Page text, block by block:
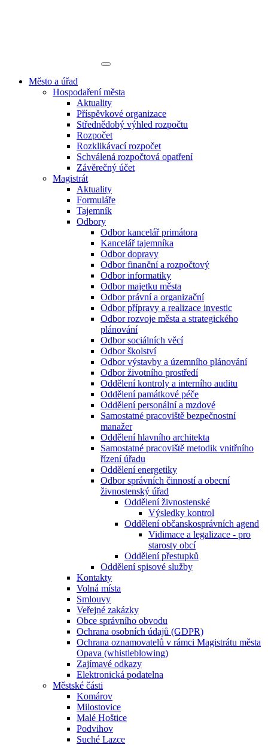
Město a úřad
Hospodaření města
Aktuality
Příspěvkové organizace
Střednědobý výhled rozpočtu
Rozpočet
Rozklikávací rozpočet
Schválená rozpočtová opatření
Závěrečný účet
Magistrát
Aktuality
Formuláře
Tajemník
Odbory
Odbor kancelář primátora
Kancelář tajemníka
Odbor dopravy
Odbor finanční a rozpočtový
Odbor informatiky
Odbor majetku města
Odbor právní a organizační
Odbor přípravy a realizace investic
Odbor rozvoje města a strategického
plánování
Odbor sociálních věcí
Odbor školství
Odbor výstavby a územního plánování
Odbor životního prostředí
Oddělení kontroly a interního auditu
Oddělení památkové péče
Oddělení personální a mzdové
Samostatné pracoviště bezpečnostní
manažer
Oddělení hlavního architekta
Samostatné pracoviště metodik vnitřního
řízení úřadu
Oddělení energetiky
Odbor správních činností a obecní
živnostenský úřad
Oddělení živnostenské
Výsledky kontrol
Oddělení občanskosprávních agend
Vidimace a legalizace - pro
starosty obcí
Oddělení přestupků
Oddělení spisové služby
Kontakty
Volná místa
Smlouvy
Veřejné zakázky
Obce správního obvodu
Ochrana osobních údajů (GDPR)
Ochrana oznamovatelů v rámci Magistrátu města
Opava (whistleblowing)
Zajímavé odkazy
Elektronická podatelna
Městské části
Komárov
Milostovice
Malé Hoštice
Podvihov
Suché Lazce